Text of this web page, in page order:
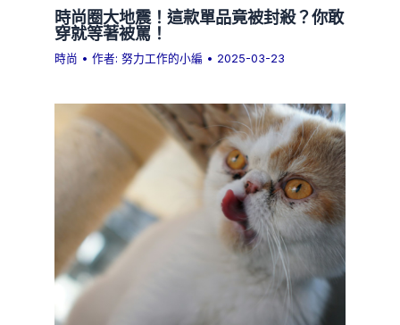
時尚圈大地震！這款單品竟被封殺？你敢
穿就等著被罵！
時尚 • 作者:努力工作的小編 • 2025-03-23